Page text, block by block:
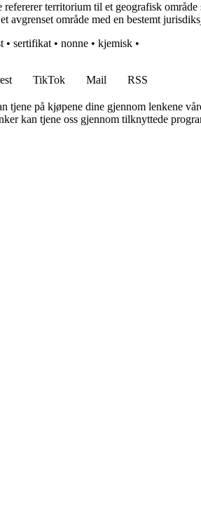
territorium til et geografisk
avgrenset område med en bestemt
• sertifikat • nonne • kjemisk •
TikTok Mail
RSS
tjene på kjøpene dine gjennom lenkene
kan tjene oss gjennom tilknyttede